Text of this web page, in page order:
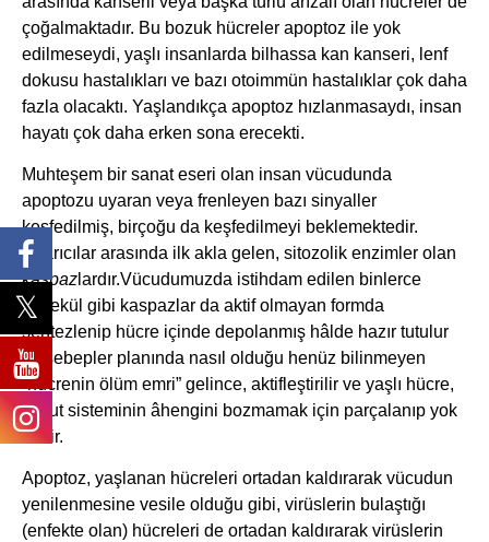
çoğalmaktadır. Bu bozuk hücreler apoptoz ile yok
edilmeseydi, yaşlı insanlarda bilhassa kan kanseri, lenf
dokusu hastalıkları ve bazı otoimmün hastalıklar çok daha
fazla olacaktı. Yaşlandıkça apoptoz hızlanmasaydı, insan
hayatı çok daha erken sona erecekti.
Muhteşem bir sanat eseri olan insan vücudunda
apoptozu uyaran veya frenleyen bazı sinyaller
keşfedilmiş, birçoğu da keşfedilmeyi beklemektedir.
Uyarıcılar arasında ilk akla gelen, sitozolik enzimler olan
kaspaz lardır.Vücudumuzda istihdam edilen binlerce
molekül gibi kaspazlar da aktif olmayan formda
sentezlenip hücre içinde depolanmış hâlde hazır tutulur
ve sebepler planında nasıl olduğu henüz bilinmeyen
“hücrenin ölüm emri” gelince, aktifleştirilir ve yaşlı hücre,
vücut sisteminin âhengini bozmamak için parçalanıp yok
edilir.
Apoptoz, yaşlanan hücreleri ortadan kaldırarak vücudun
yenilenmesine vesile olduğu gibi, virüslerin bulaştığı
(enfekte olan) hücreleri de ortadan kaldırarak virüslerin